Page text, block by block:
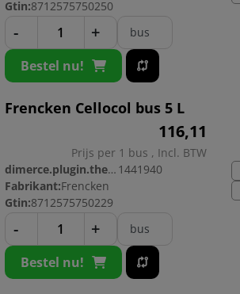
Gtin:8712575750250
- + bus
Bestel nu!
Frencken Cellocol bus 5 L
116,11
Prijs per 1 bus , Incl. BTW
dimerce.plugin.theme.productnr: 1441940
Fabrikant:Frencken
Gtin:8712575750229
- + bus
Bestel nu!